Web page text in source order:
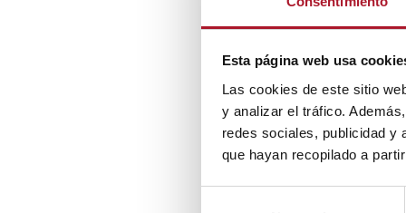
Esta página web usa
Las cookies de este sitio
y analizar el tráfico.
redes sociales, publicidad y
que hayan recopilado a